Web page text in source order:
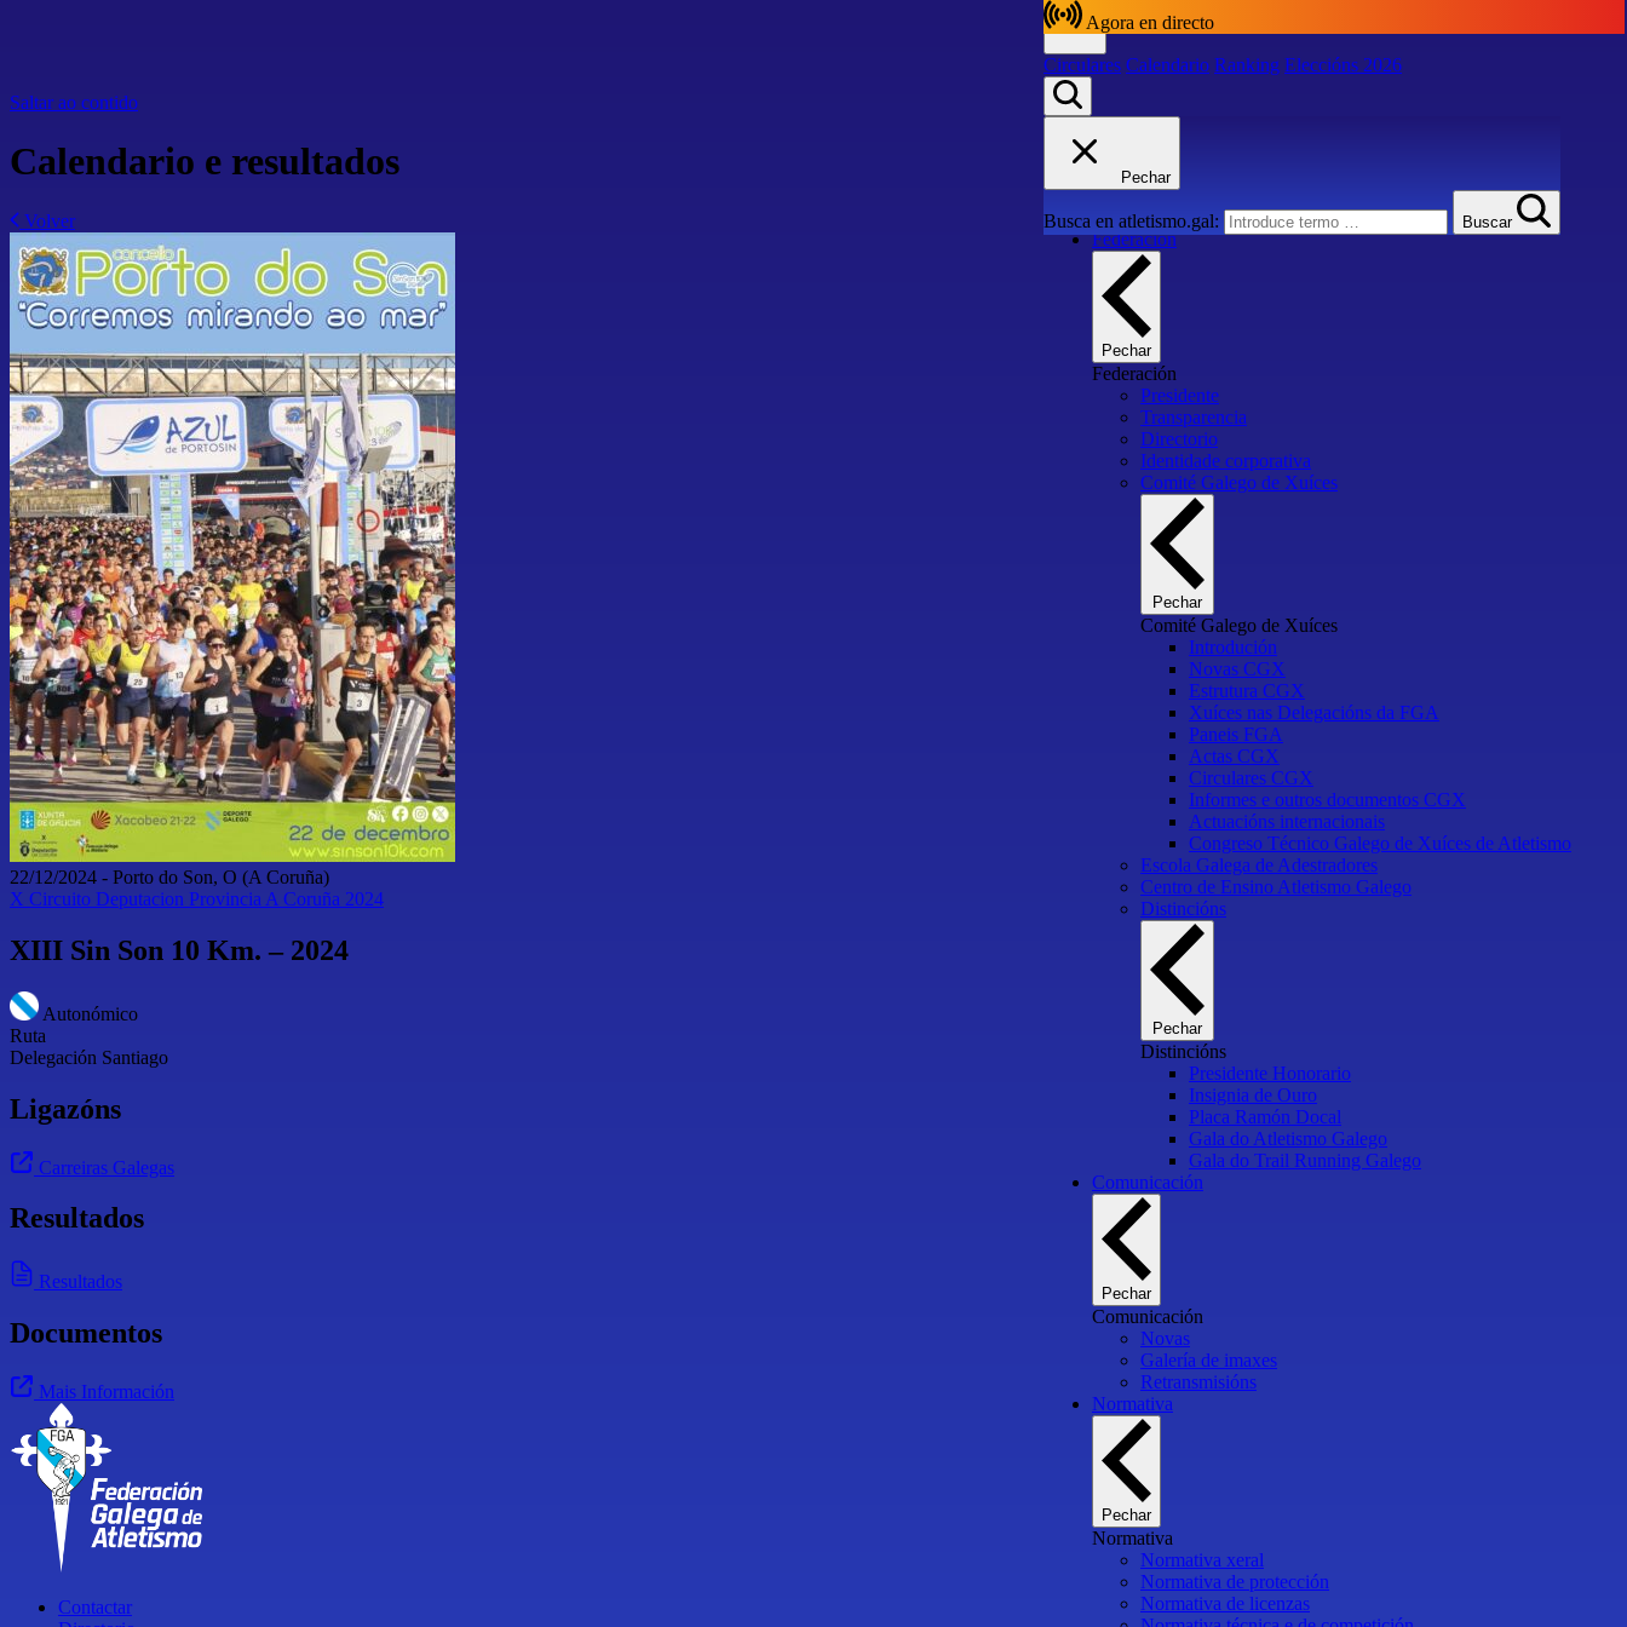
Saltar ao contido
Circulares Calendario Ranking Eleccións 2026
Pechar
Busca en atletismo.gal: Buscar
Calendario
Inicio
Federación
Pechar
Federación
Presidente
Transparencia
Directorio
Identidade corporativa
Comité Galego de Xuíces
Pechar
Comité Galego de Xuíces
Introdución
Novas CGX
Estrutura CGX
Xuíces nas Delegacións da FGA
Paneis FGA
Actas CGX
Circulares CGX
Informes e outros documentos CGX
Actuacións internacionais
Congreso Técnico Galego de Xuíces de Atletismo
Escola Galega de Adestradores
Centro de Ensino Atletismo Galego
Distincións
Pechar
Distincións
Presidente Honorario
Insignia de Ouro
Placa Ramón Docal
Gala do Atletismo Galego
Gala do Trail Running Galego
Comunicación
Pechar
Comunicación
Novas
Galería de imaxes
Retransmisións
Normativa
Pechar
Normativa
Normativa xeral
Normativa de protección
Normativa de licenzas
Agora en directo
Calendario e resultados
Volver
22/12/2024 - Porto do Son, O (A Coruña)
X Circuito Deputacion Provincia A Coruña 2024
XIII Sin Son 10 Km. – 2024
Autonómico
Ruta
Delegación Santiago
Ligazóns
Carreiras Galegas
Resultados
Resultados
Documentos
Mais Información
Contactar